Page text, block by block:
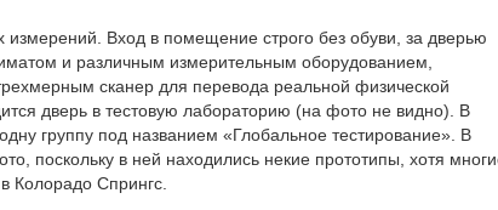
Вход в помещение строго без обуви, за дверью
и различным измерительным оборудованием,
сканер для перевода реальной физической
дверь в тестовую лабораторию (на фото не видно). В
группу под названием «Глобальное тестирование». В
поскольку в ней находились некие прототипы, хотя
Колорадо Спрингс.